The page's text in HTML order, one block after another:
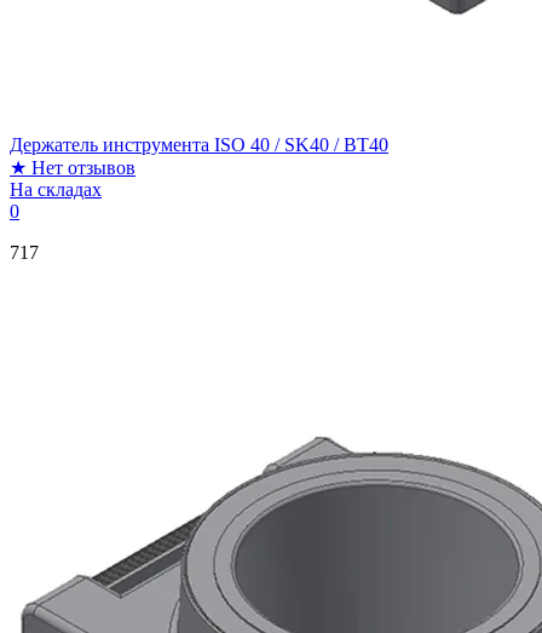
Держатель инструмента ISO 40 / SK40 / BT40
★ Нет отзывов
На складах
0
717